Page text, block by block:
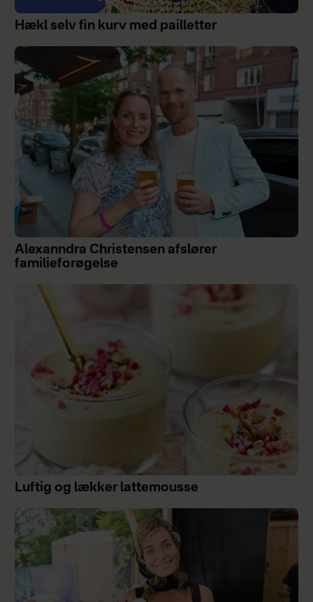
Hækl selv fin kurv med pailletter
Alexanndra Christensen afslører
familieforøgelse
Luftig og lækker lattemousse